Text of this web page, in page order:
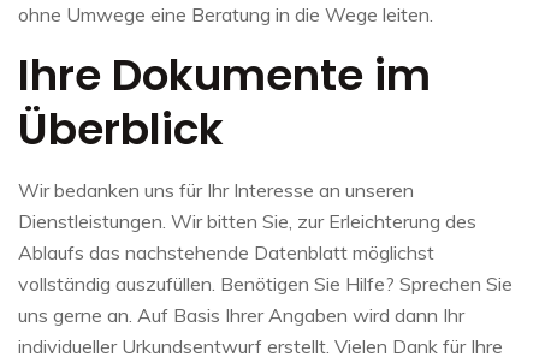
ohne Umwege eine Beratung in die Wege leiten.
Ihre Dokumente im
Überblick
Wir bedanken uns für Ihr Interesse an unseren
Dienstleistungen. Wir bitten Sie, zur Erleichterung des
Ablaufs das nachstehende Datenblatt möglichst
vollständig auszufüllen. Benötigen Sie Hilfe? Sprechen Sie
uns gerne an. Auf Basis Ihrer Angaben wird dann Ihr
individueller Urkundsentwurf erstellt. Vielen Dank für Ihre